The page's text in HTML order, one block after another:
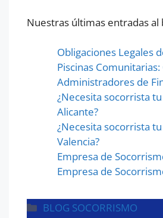
Nuestras últimas entradas al
Obligaciones Legales
Piscinas Comunitarias:
Administradores de
¿Necesita socorrista
Alicante?
¿Necesita socorrista
Valencia?
Empresa de
Empresa de
BLOG SOCORRISMO